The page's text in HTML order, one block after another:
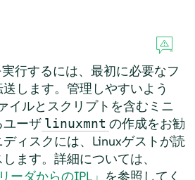
行するには、最初に必要なフ
します。管理しやすいよう
イルとスクリプトを含むミニ
ーザ linuxmnt の作成をお勧
ィスクには、Linuxゲストが読
ます。詳細については、
ーダからのIPL」 を参照してく